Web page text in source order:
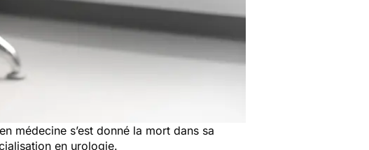
médecine s’est donné la mort dans sa
en urologie.